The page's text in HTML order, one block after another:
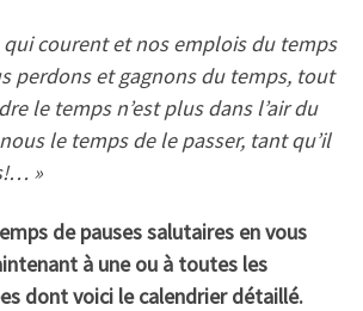
qui courent et nos emplois du temps
perdons et gagnons du temps, tout
le temps n’est plus dans l’air du
le temps de le passer, tant qu’il
»
de pauses salutaires en vous
à une ou à toutes les
dont voici le calendrier détaillé.